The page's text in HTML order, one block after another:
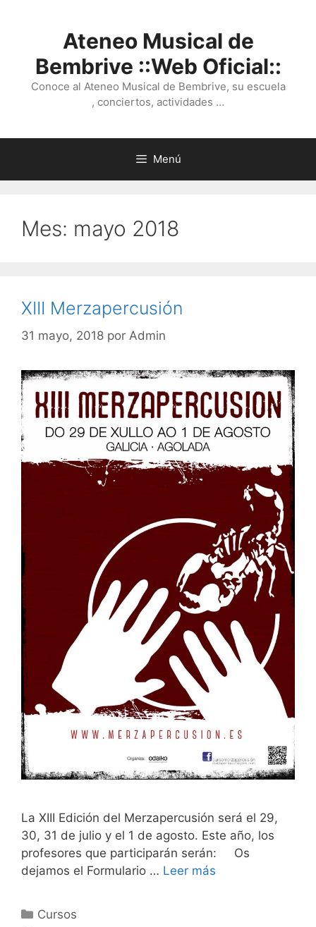
Ateneo Musical de
Bembrive ::Web Oficial::
Conoce al Ateneo Musical de Bembrive, su escuela
, conciertos, actividades …
Menú
Mes: mayo 2018
XIII Merzapercusión
31 mayo, 2018 por Admin
La XIII Edición del Merzapercusión será el 29,
30, 31 de julio y el 1 de agosto. Este año, los
profesores que participarán serán: Os
dejamos el Formulario … Leer más
Categorías
Cursos